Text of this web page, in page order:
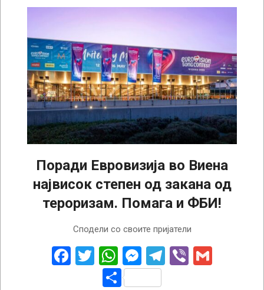
Поради Евровизија во Виена
највисок степен од закана од
тероризам. Помага и ФБИ!
Сподели со своите пријатели
Facebook
Twitter
WhatsApp
Messenger
Telegram
Viber
Share